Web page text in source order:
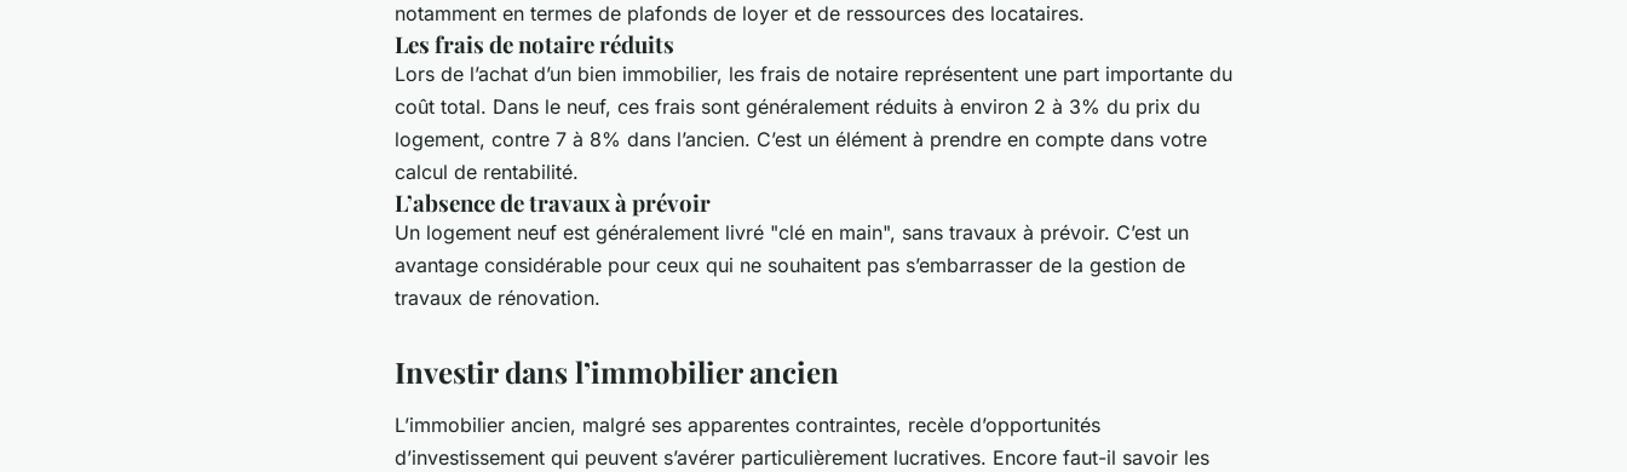
notamment en termes de plafonds de loyer et de ressources des locataires.
Les frais de notaire réduits
Lors de l’achat d’un bien immobilier, les frais de notaire représentent une part importante du
coût total. Dans le neuf, ces frais sont généralement réduits à environ 2 à 3% du prix du
logement, contre 7 à 8% dans l’ancien. C’est un élément à prendre en compte dans votre
calcul de rentabilité.
L’absence de travaux à prévoir
Un logement neuf est généralement livré "clé en main", sans travaux à prévoir. C’est un
avantage considérable pour ceux qui ne souhaitent pas s’embarrasser de la gestion de
travaux de rénovation.
Investir dans l’immobilier ancien
L’immobilier ancien, malgré ses apparentes contraintes, recèle d’opportunités
d’investissement qui peuvent s’avérer particulièrement lucratives. Encore faut-il savoir les